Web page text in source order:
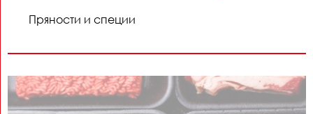
Пряности и специи